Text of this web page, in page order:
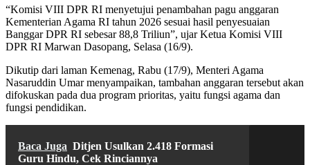
“Komisi VIII DPR RI menyetujui penambahan pagu anggaran
Kementerian Agama RI tahun 2026 sesuai hasil penyesuaian
Banggar DPR RI sebesar 88,8 Triliun”, ujar Ketua Komisi VIII
DPR RI Marwan Dasopang, Selasa (16/9).
Dikutip dari laman Kemenag, Rabu (17/9), Menteri Agama
Nasaruddin Umar menyampaikan, tambahan anggaran tersebut akan
difokuskan pada dua program prioritas, yaitu fungsi agama dan
fungsi pendidikan.
Baca Juga Ditjen Usulkan 2.418 Formasi
Guru Hindu, Cek Rinciannya